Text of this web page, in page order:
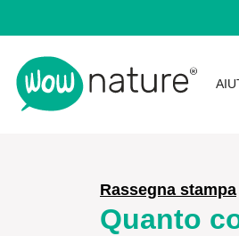
Rassegna stampa
Quanto